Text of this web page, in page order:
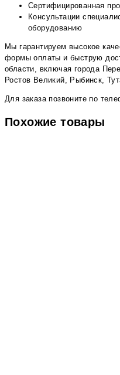
Сертифицированная
Консультации
оборудованию
Мы гарантируем высокое
формы оплаты и быструю
области, включая города
Ростов Великий, Рыбинск,
Для заказа позвоните по
Похожие товары